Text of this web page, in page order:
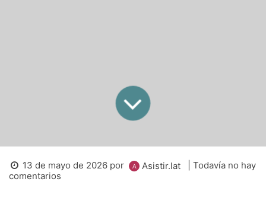
13 de mayo de 2026 por Asistir.lat
| Todavía no hay
comentarios